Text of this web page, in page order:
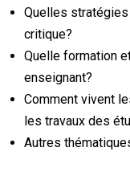
Quelles
critique?
Quelle formation
enseignant?
Comment vivent
les travaux des
Autres